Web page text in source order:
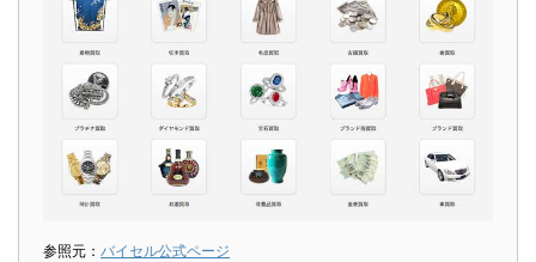
参照元： バイセル公式ページ